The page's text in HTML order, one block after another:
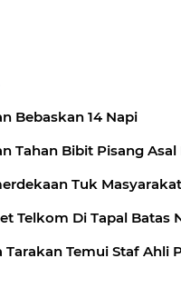
Bebaskan 14 Napi
Tahan Bibit Pisang Asal
Tuk Masyarakat
Telkom Di Tapal Batas
Tarakan Temui Staf Ahli